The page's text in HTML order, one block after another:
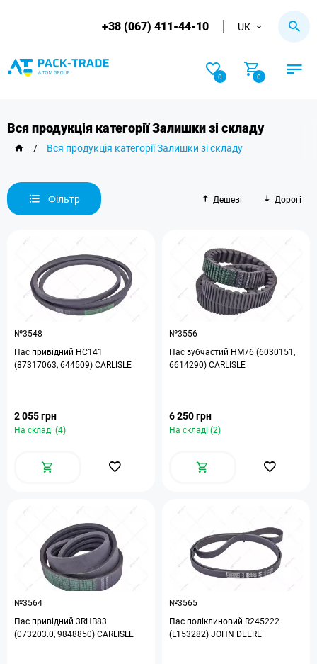
+38 (067) 411-44-10 UK
0 0
Вся продукція категорії Залишки зі складу
/ Вся продукція категорії Залишки зі складу
Фільтр Дешеві Дорогі
№3548
Пас привідний HC141
(87317063, 644509) CARLISLE
2 055 грн
На складі (4)
№3556
Пас зубчастий HM76 (6030151,
6614290) CARLISLE
6 250 грн
На складі (2)
№3564
Пас привідний 3RHB83
(073203.0, 9848850) CARLISLE
№3565
Пас поліклиновий R245222
(L153282) JOHN DEERE